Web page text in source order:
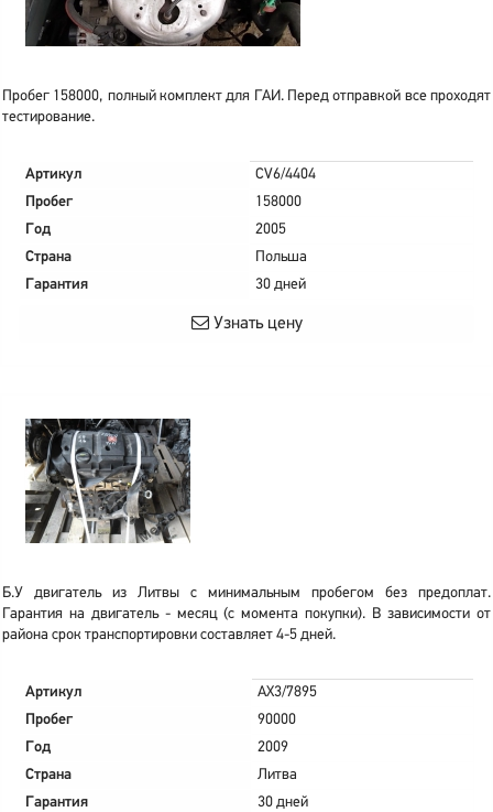
Пробег 158000, полный комплект для ГАИ. Перед отправкой все проходят
тестирование.
Артикул
CV6/4404
Пробег
158000
Год
2005
Страна
Польша
Гарантия
30 дней
Узнать цену
Б.У двигатель из Литвы с минимальным пробегом без предоплат.
Гарантия на двигатель - месяц (с момента покупки). В зависимости от
района срок транспортировки составляет 4-5 дней.
Артикул
AX3/7895
Пробег
90000
Год
2009
Страна
Литва
Гарантия
30 дней